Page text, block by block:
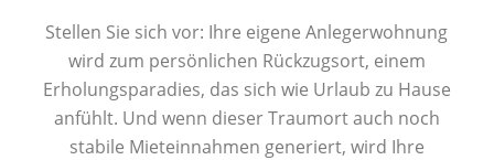
Stellen Sie sich vor: Ihre eigene Anlegerwohnung
wird zum persönlichen Rückzugsort, einem
Erholungsparadies, das sich wie Urlaub zu Hause
anfühlt. Und wenn dieser Traumort auch noch
stabile Mieteinnahmen generiert, wird Ihre